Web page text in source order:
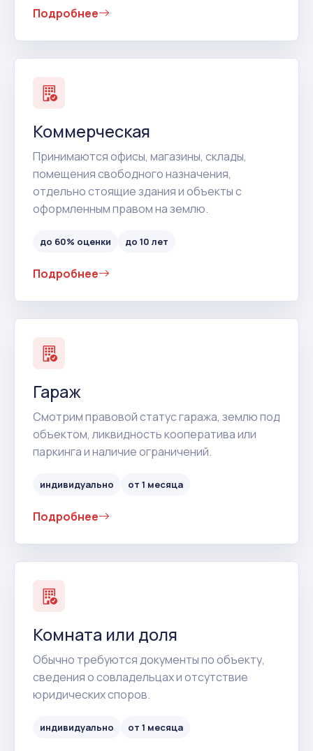
Подробнее
Коммерческая
Принимаются офисы, магазины, склады,
помещения свободного назначения,
отдельно стоящие здания и объекты с
оформленным правом на землю.
до 60% оценки до 10 лет
Подробнее
Гараж
Смотрим правовой статус гаража, землю под
объектом, ликвидность кооператива или
паркинга и наличие ограничений.
индивидуально от 1 месяца
Подробнее
Комната или доля
Обычно требуются документы по объекту,
сведения о совладельцах и отсутствие
юридических споров.
индивидуально от 1 месяца